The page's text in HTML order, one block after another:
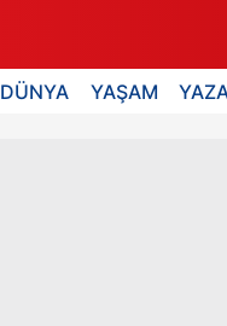
DÜNYA YAŞAM